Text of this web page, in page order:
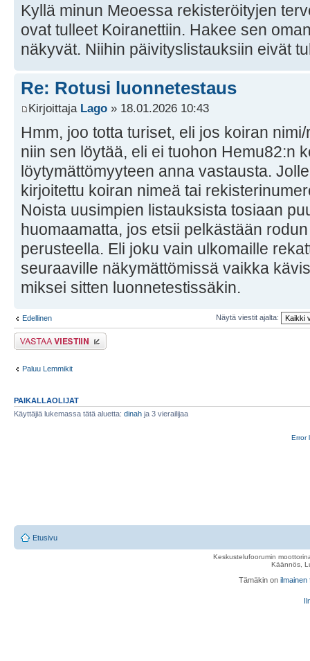
Kyllä minun Meoessa rekisteröityjen
ovat tulleet Koiranettiin. Hakee sen
näkyvät. Niihin päivityslistauksiin eivät
Re: Rotusi luonnetestaus
Kirjoittaja Lago » 18.01.2026 10:43
Hmm, joo totta turiset, eli jos koiran
niin sen löytää, eli ei tuohon Hemu82:n
löytymättömyyteen anna vastausta.
kirjoitettu koiran nimeä tai
Noista uusimpien listauksista tosiaan
huomaamatta, jos etsii pelkästään
perusteella. Eli joku vain ulkomaille
seuraaville näkymättömissä vaikka
miksei sitten luonnetestissäkin.
Edellinen Näytä viestit ajalta:
Lähetä vastaus
Paluu Lemmikit
PAIKALLAOLIJAT
Käyttäjiä lukemassa tätä aluetta: dinah ja 3 vierailijaa
Error
Etusivu
Keskustelufoorumin
Käännös,
Tämäkin on ilmainen